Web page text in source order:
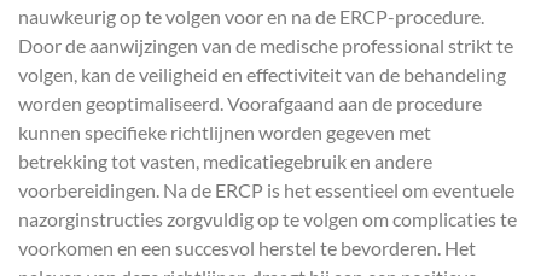
nauwkeurig op te volgen voor en na de ERCP-procedure.
Door de aanwijzingen van de medische professional strikt te
volgen, kan de veiligheid en effectiviteit van de behandeling
worden geoptimaliseerd. Voorafgaand aan de procedure
kunnen specifieke richtlijnen worden gegeven met
betrekking tot vasten, medicatiegebruik en andere
voorbereidingen. Na de ERCP is het essentieel om eventuele
nazorginstructies zorgvuldig op te volgen om complicaties te
voorkomen en een succesvol herstel te bevorderen. Het